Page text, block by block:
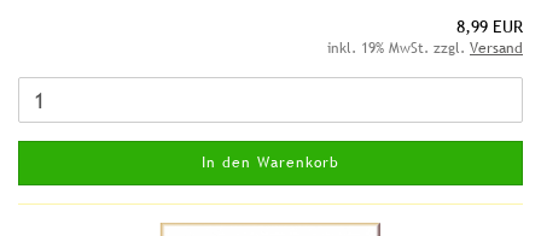
8,99 EUR
inkl. 19% MwSt. zzgl. Versand
In den Warenkorb